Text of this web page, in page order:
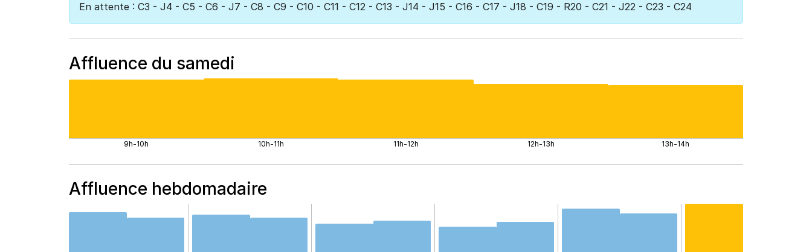
En attente : C3 - J4 - C5 - C6 - J7 - C8 - C9 - C10 - C11 - C12 - C13 - J14 - J15 - C16 - C17 - J18 - C19 - R20 - C21 - J22 - C23 - C24
Affluence du samedi
9h-10h 10h-11h 11h-12h 12h-13h 13h-14h
Affluence hebdomadaire